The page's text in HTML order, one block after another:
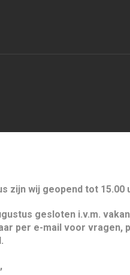
zijn wij geopend tot 15.00
gesloten i.v.m.
per e-mail voor vragen,